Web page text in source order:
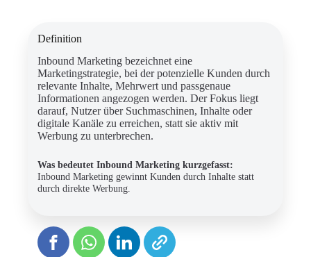
Definition
Inbound Marketing bezeichnet eine
Marketingstrategie, bei der potenzielle Kunden durch
relevante Inhalte, Mehrwert und passgenaue
Informationen angezogen werden. Der Fokus liegt
darauf, Nutzer über Suchmaschinen, Inhalte oder
digitale Kanäle zu erreichen, statt sie aktiv mit
Werbung zu unterbrechen.
Was bedeutet Inbound Marketing kurzgefasst:
Inbound Marketing gewinnt Kunden durch Inhalte statt
durch direkte Werbung.